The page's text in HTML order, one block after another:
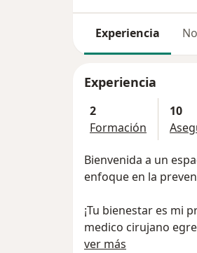
Experiencia
Experiencia
2
Formación
10
Bienvenida a un
enfoque en la
¡Tu bienestar es mi
medico cirujano
en UACJ, cuento
ver más